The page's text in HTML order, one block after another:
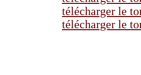
télécharger le
télécharger le